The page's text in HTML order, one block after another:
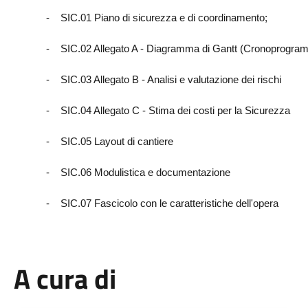
- SIC.01 Piano di sicurezza e di coordinamento;
- SIC.02 Allegato A - Diagramma di Gantt
- SIC.03 Allegato B - Analisi e valutazione dei rischi
- SIC.04 Allegato C - Stima dei costi per la Sicurezza
- SIC.05 Layout di cantiere
- SIC.06 Modulistica e documentazione
- SIC.07 Fascicolo con le caratteristiche dell'opera
A cura di